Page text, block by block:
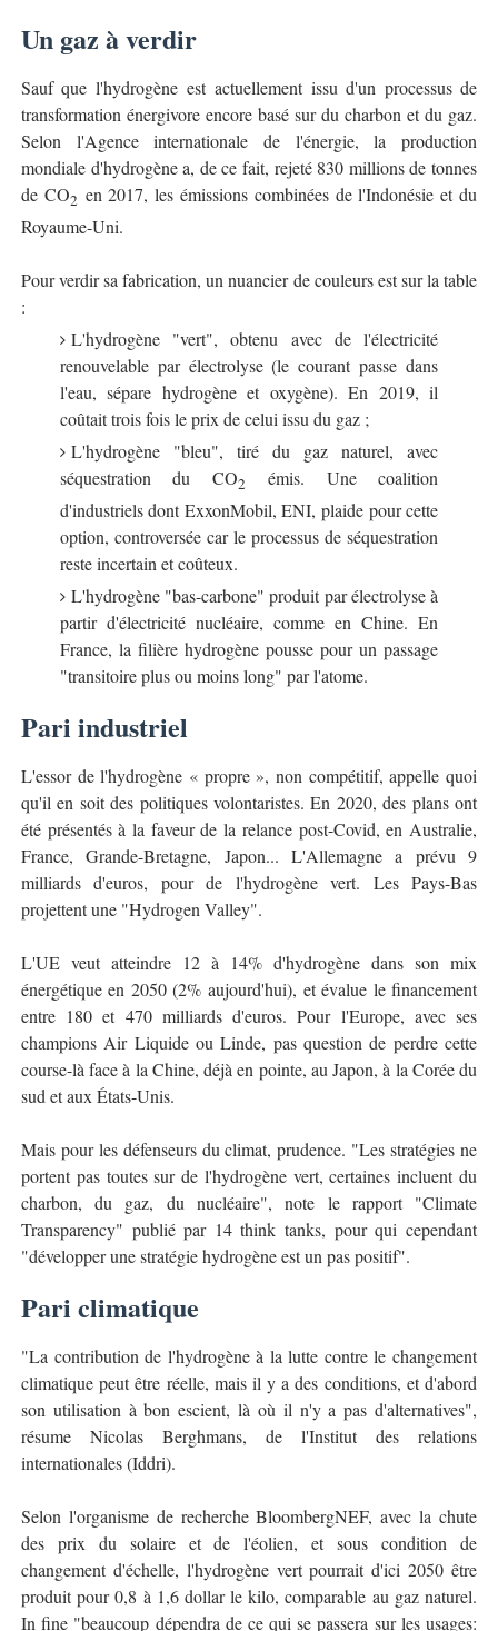
Un gaz à verdir
Sauf que l'hydrogène est actuellement issu d'un processus de
transformation énergivore encore basé sur du charbon et du gaz.
Selon l'Agence internationale de l'énergie, la production
mondiale d'hydrogène a, de ce fait, rejeté 830 millions de tonnes
de CO2 en 2017, les émissions combinées de l'Indonésie et du
Royaume-Uni.
Pour verdir sa fabrication, un nuancier de couleurs est sur la table
:
L'hydrogène "vert", obtenu avec de l'électricité
renouvelable par électrolyse (le courant passe dans
l'eau, sépare hydrogène et oxygène). En 2019, il
coûtait trois fois le prix de celui issu du gaz ;
L'hydrogène "bleu", tiré du gaz naturel, avec
séquestration du CO2 émis. Une coalition
d'industriels dont ExxonMobil, ENI, plaide pour cette
option, controversée car le processus de séquestration
reste incertain et coûteux.
L'hydrogène "bas-carbone" produit par électrolyse à
partir d'électricité nucléaire, comme en Chine. En
France, la filière hydrogène pousse pour un passage
"transitoire plus ou moins long" par l'atome.
Pari industriel
L'essor de l'hydrogène « propre », non compétitif, appelle quoi
qu'il en soit des politiques volontaristes. En 2020, des plans ont
été présentés à la faveur de la relance post-Covid, en Australie,
France, Grande-Bretagne, Japon... L'Allemagne a prévu 9
milliards d'euros, pour de l'hydrogène vert. Les Pays-Bas
projettent une "Hydrogen Valley".
L'UE veut atteindre 12 à 14% d'hydrogène dans son mix
énergétique en 2050 (2% aujourd'hui), et évalue le financement
entre 180 et 470 milliards d'euros. Pour l'Europe, avec ses
champions Air Liquide ou Linde, pas question de perdre cette
course-là face à la Chine, déjà en pointe, au Japon, à la Corée du
sud et aux États-Unis.
Mais pour les défenseurs du climat, prudence. "Les stratégies ne
portent pas toutes sur de l'hydrogène vert, certaines incluent du
charbon, du gaz, du nucléaire", note le rapport "Climate
Transparency" publié par 14 think tanks, pour qui cependant
"développer une stratégie hydrogène est un pas positif".
Pari climatique
"La contribution de l'hydrogène à la lutte contre le changement
climatique peut être réelle, mais il y a des conditions, et d'abord
son utilisation à bon escient, là où il n'y a pas d'alternatives",
résume Nicolas Berghmans, de l'Institut des relations
internationales (Iddri).
Selon l'organisme de recherche BloombergNEF, avec la chute
des prix du solaire et de l'éolien, et sous condition de
changement d'échelle, l'hydrogène vert pourrait d'ici 2050 être
produit pour 0,8 à 1,6 dollar le kilo, comparable au gaz naturel.
In fine "beaucoup dépendra de ce qui se passera sur les usages: